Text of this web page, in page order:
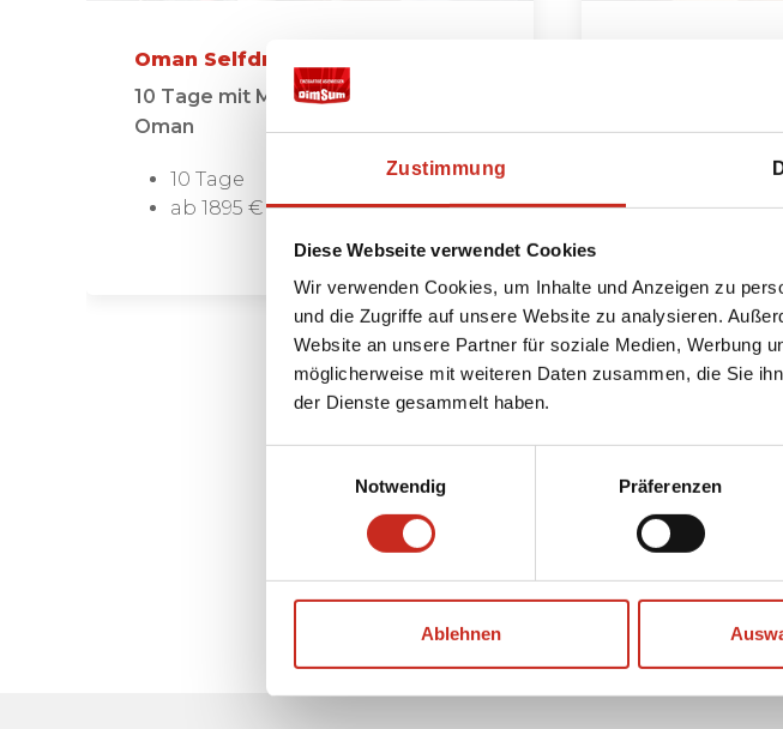
Zustimmung
Diese Webseite verwendet Cookies
Wir verwenden Cookies, um Inhalte und Anzeigen zu
und die Zugriffe auf unsere Website zu analysieren.
Website an unsere Partner für soziale Medien, Werbung
möglicherweise mit weiteren Daten zusammen, die Sie
der Dienste gesammelt haben.
Notwendig
Präferenzen
Ablehnen
Oman Selfdrive Reise
10 Tage mit Mietwagen durch den
Oman
10 Tage
ab 1895 € pro Person
am Ende der
ab 2895 €
Sehen Sie sich